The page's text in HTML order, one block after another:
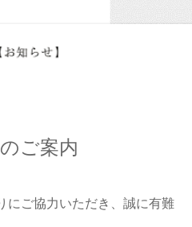
ご案内
にご協力いただき、誠に有難